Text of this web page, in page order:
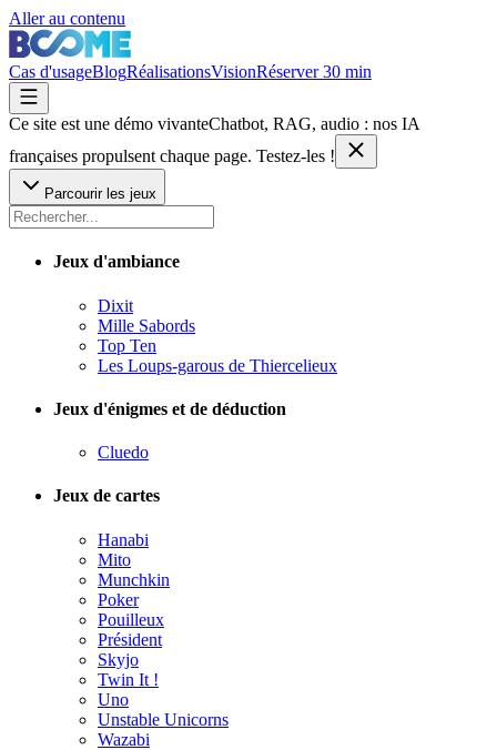
Aller au contenu
Cas d'usageBlogRéalisationsVisionRéserver 30 min
Ce site est une démo vivanteChatbot, RAG, audio : nos IA
françaises propulsent chaque page. Testez-les !
Parcourir les jeux
Jeux d'ambiance
Dixit
Mille Sabords
Top Ten
Les Loups-garous de Thiercelieux
Jeux d'énigmes et de déduction
Cluedo
Jeux de cartes
Hanabi
Mito
Munchkin
Poker
Pouilleux
Président
Skyjo
Twin It !
Uno
Unstable Unicorns
Wazabi